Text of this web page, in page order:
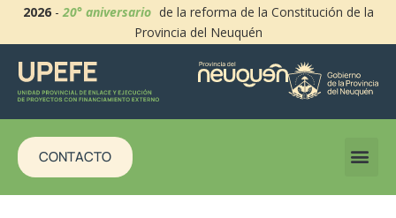
2026-20° aniversario de la reforma de la Constitución de la
Provincia del Neuquén
CONTACTO